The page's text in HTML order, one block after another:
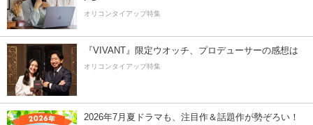
オリコンタイアップ特集
『VIVANT』限定ウオッチ、プロデューサーの感想は
オリコンタイアップ特集
2026年7月夏ドラマも、注目作＆話題作が勢ぞろい！